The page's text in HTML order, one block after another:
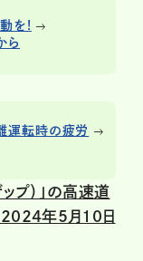
を!
ら
運転時の疲労
プ）」の高速道
2024年5月10日